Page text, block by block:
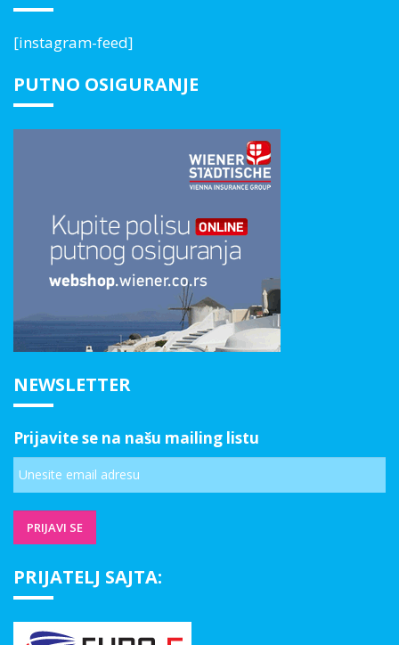
[instagram-feed]
PUTNO OSIGURANJE
NEWSLETTER
Prijavite se na našu mailing listu
PRIJATELJ SAJTA: